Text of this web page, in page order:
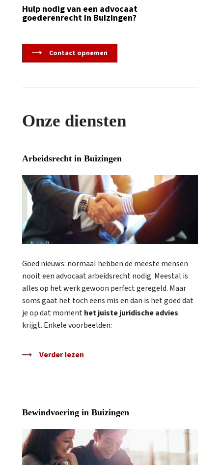
Hulp nodig van een advocaat
goederenrecht in Buizingen?
Contact opnemen
Onze diensten
Arbeidsrecht in Buizingen
Goed nieuws: normaal hebben de meeste mensen
nooit een advocaat arbeidsrecht nodig. Meestal is
alles op het werk gewoon perfect geregeld. Maar
soms gaat het toch eens mis en dan is het goed dat
je op dat momenthet juiste juridische advies
krijgt. Enkele voorbeelden:
Verder lezen
Bewindvoering in Buizingen